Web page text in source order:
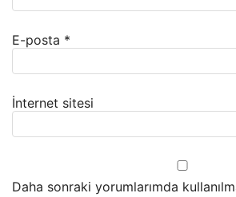
E-posta *
İnternet sitesi
Daha sonraki yorumlarımda